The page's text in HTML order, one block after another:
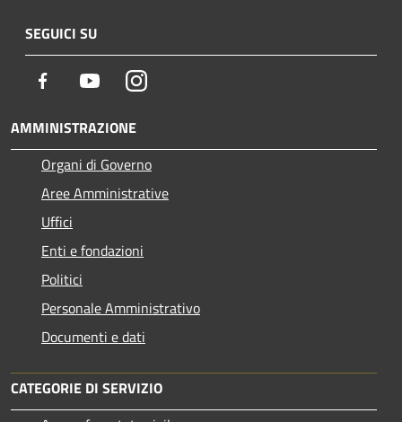
SEGUICI SU
Facebook YoutubeInstagram
AMMINISTRAZIONE
Organi di Governo
Aree Amministrative
Uffici
Enti e fondazioni
Politici
Personale Amministrativo
Documenti e dati
CATEGORIE DI SERVIZIO